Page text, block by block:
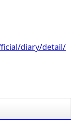
diary/detail/